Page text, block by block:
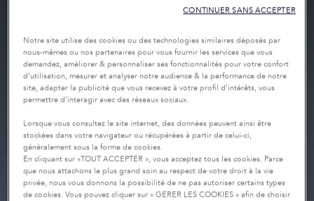
Notre site utilise des cookies ou des technologies similaires déposés par
nous-mêmes ou nos partenaires pour vous fournir les services que vous
demandez, améliorer & personnaliser ses fonctionnalités pour votre confort
d’utilisation, mesurer et analyser notre audience & la performance de notre
site, adapter la publicité que vous recevez à votre profil d’intérêts, vous
permettre d’interagir avec des réseaux sociaux.
Lorsque vous consultez le site internet, des données peuvent ainsi être
stockées dans votre navigateur ou récupérées à partir de celui-ci,
généralement sous la forme de cookies.
En cliquant sur «TOUT ACCEPTER », vous acceptez tous les cookies. Parce
que nous attachons le plus grand soin au respect de votre droit à la vie
privée, nous vous donnons la possibilité de ne pas autoriser certains types
de cookies. Vous pouvez cliquer sur « GERER LES COOKIES » afin de choisir
CONTINUER SANS ACCEPTER